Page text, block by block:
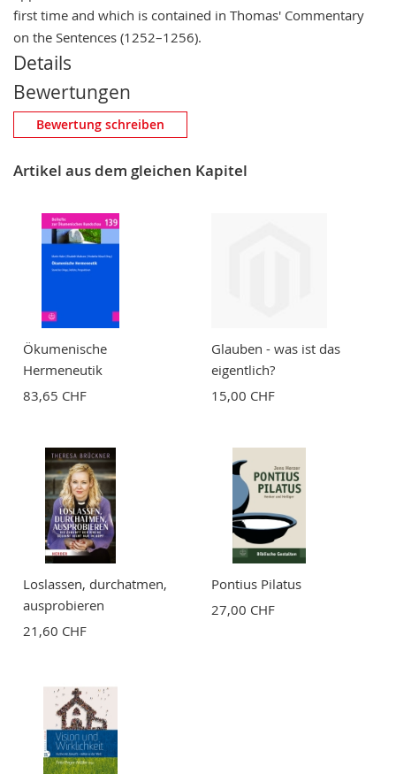
first time and which is contained in Thomas' Commentary
on the Sentences (1252–1256).
Details
Bewertungen
Eigene Bewertung schreiben
Nickname
Zusammenfassung
Bewertung schreiben
Artikel aus dem gleichen Kapitel
Ökumenische
Hermeneutik
83,65 CHF
Glauben - was ist das
eigentlich?
15,00 CHF
Loslassen, durchatmen,
ausprobieren
21,60 CHF
Pontius Pilatus
27,00 CHF